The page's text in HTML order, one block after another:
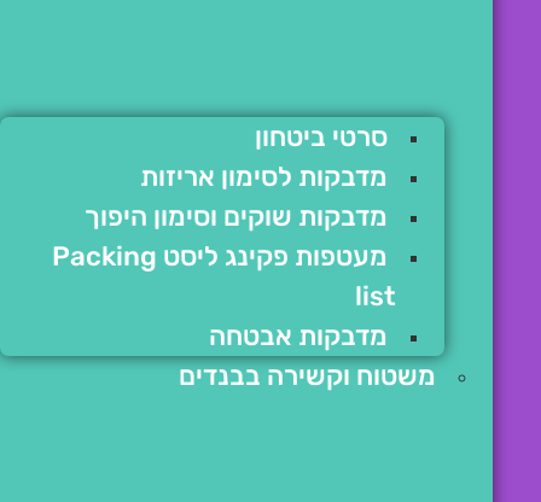
סרטי ביטחון
מדבקות לסימון אריזות
מדבקות שוקים וסימון היפוך
מעטפות פקינג ליסט Packing
list
מדבקות אבטחה
משטוח וקשירה בבנדים